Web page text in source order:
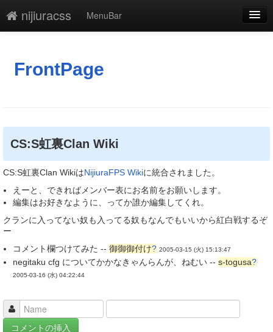
nijiuracss
MenuBar
添付
最終更新
一覧
単語検索
FrontPage
CS:S虹裏Clan Wiki
CS:S虹裏Clan WikiはNijiuraFPS Wikiに統合されました。
えーと、できればメンバー表にお名前をお願いします。
編集はお好きなように、ってか誰か編集してくれ。
クランに入ってない奴も入ってる奴もなんでもいいから紅白戦するぞ
ー
コメント欄つけてみた -- 御御御付け? 2005-03-15 (火) 15:13:47
negitaku cfg についてかかなきゃんらんが、ねむい -- s-togusa?
2005-03-16 (水) 04:22:44